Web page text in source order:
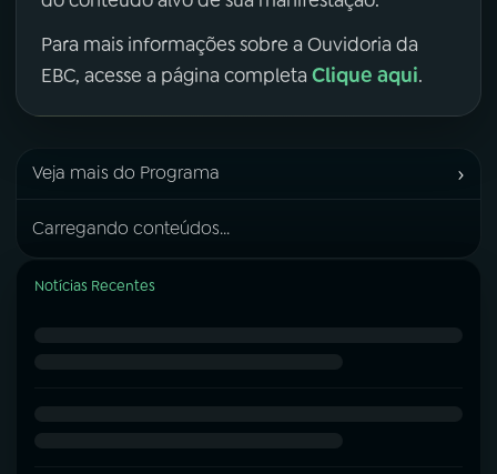
Para mais informações sobre a Ouvidoria da
EBC, acesse a página completa Clique aqui.
Veja mais do Programa ›
Carregando conteúdos...
Notícias Recentes